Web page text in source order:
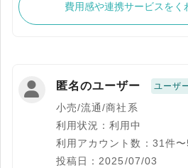
費用感や連携サービスをく
匿名のユーザー ユーザ
小売/流通/商社系
利用状況：利用中
利用アカウント数：31件
投稿日：2025/07/03